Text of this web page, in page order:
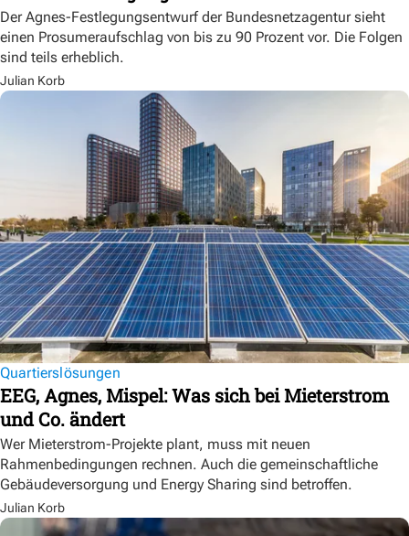
Der Agnes-Festlegungsentwurf der Bundesnetzagentur sieht
einen Prosumeraufschlag von bis zu 90 Prozent vor. Die Folgen
sind teils erheblich.
Julian Korb
Quartierslösungen
EEG, Agnes, Mispel: Was sich bei Mieterstrom
und Co. ändert
Wer Mieterstrom-Projekte plant, muss mit neuen
Rahmenbedingungen rechnen. Auch die gemeinschaftliche
Gebäudeversorgung und Energy Sharing sind betroffen.
Julian Korb